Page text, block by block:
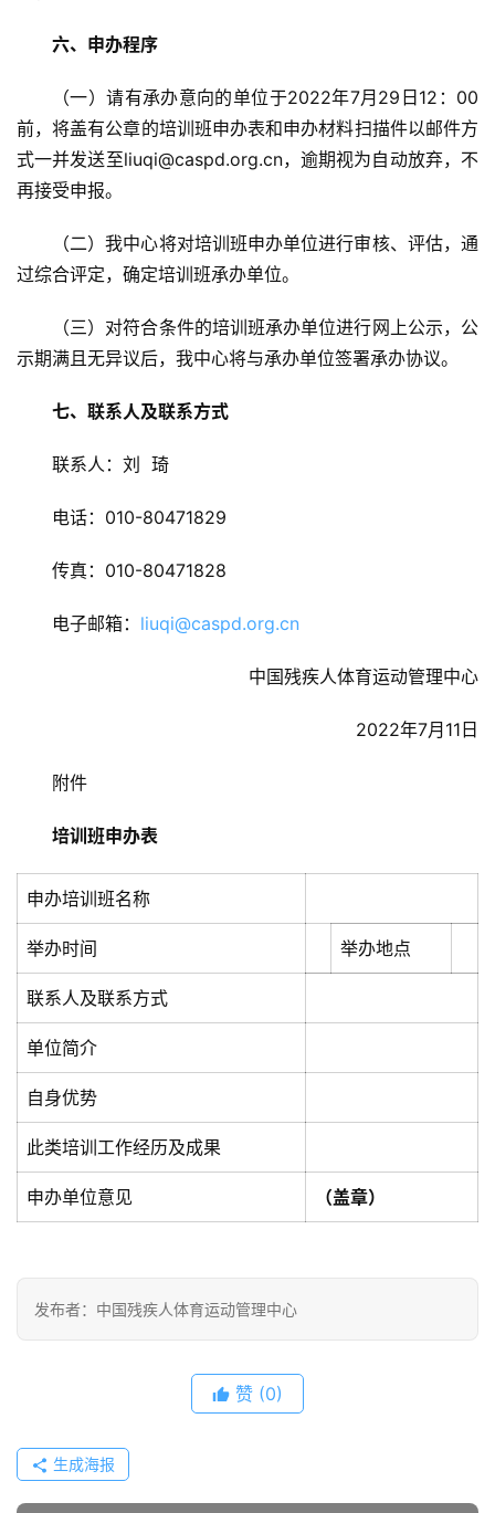
六、申办程序
（一）请有承办意向的单位于2022年7月29日12：00
前，将盖有公章的培训班申办表和申办材料扫描件以邮件方
式一并发送至liuqi@caspd.org.cn，逾期视为自动放弃，不
再接受申报。
（二）我中心将对培训班申办单位进行审核、评估，通
过综合评定，确定培训班承办单位。
（三）对符合条件的培训班承办单位进行网上公示，公
示期满且无异议后，我中心将与承办单位签署承办协议。
七、联系人及联系方式
联系人：刘  琦
电话：010-80471829
传真：010-80471828
电子邮箱： liuqi@caspd.org.cn
中国残疾人体育运动管理中心
2022年7月11日
附件
培训班申办表
申办培训班名称
举办时间 举办地点
联系人及联系方式
单位简介
自身优势
此类培训工作经历及成果
申办单位意见 （盖章）
发布者：中国残疾人体育运动管理中心
赞 (0)
生成海报